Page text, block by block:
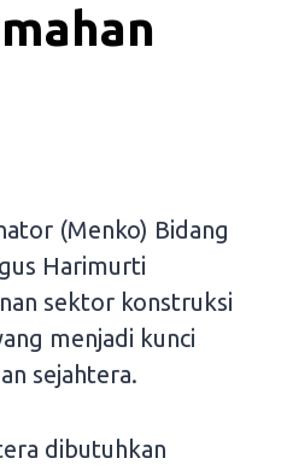
(Menko) Bidang
Harimurti
sektor konstruksi
menjadi kunci
sejahtera.
dibutuhkan